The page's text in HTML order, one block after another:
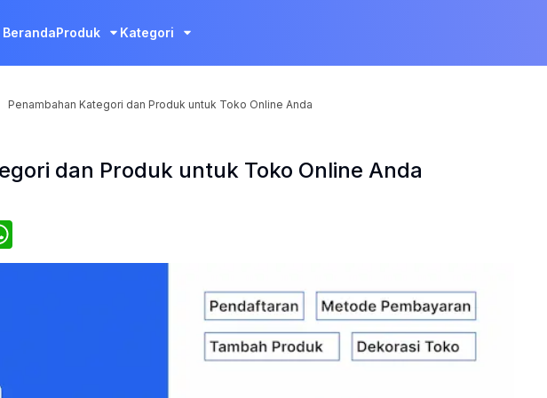
BerandaProduk Kategori
Penambahan Kategori dan Produk untuk Toko Online Anda
dan Produk untuk Toko Online Anda